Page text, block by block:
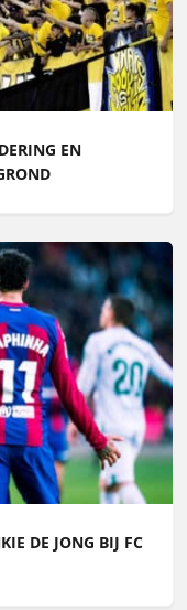
EN
DE JONG BIJ FC